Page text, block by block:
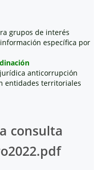
grupos de interés
específica por
anticorrupción
entidades territoriales
consulta